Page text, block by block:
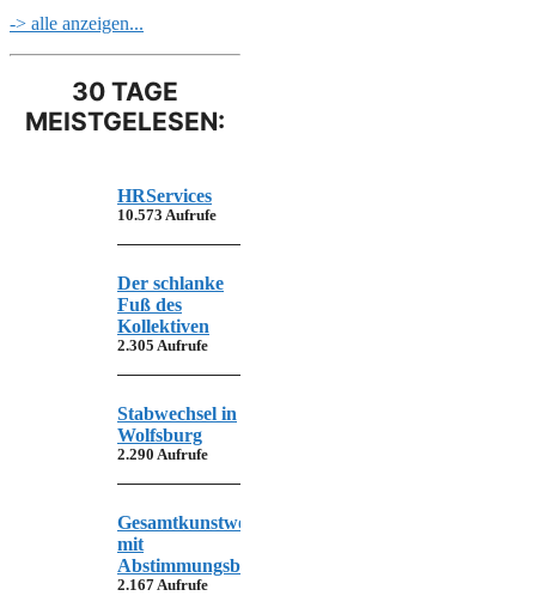
-> alle anzeigen...
30 TAGE
MEISTGELESEN:
HRServices
10.573 Aufrufe
Der schlanke
Fuß des
Kollektiven
2.305 Aufrufe
Stabwechsel in
Wolfsburg
2.290 Aufrufe
Gesamtkunstwerk
mit
Abstimmungsbedarf
2.167 Aufrufe